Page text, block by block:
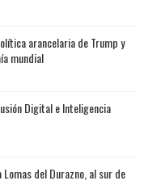
arancelaria de Trump y
mundial
Digital e Inteligencia
Lomas del Durazno, al sur de